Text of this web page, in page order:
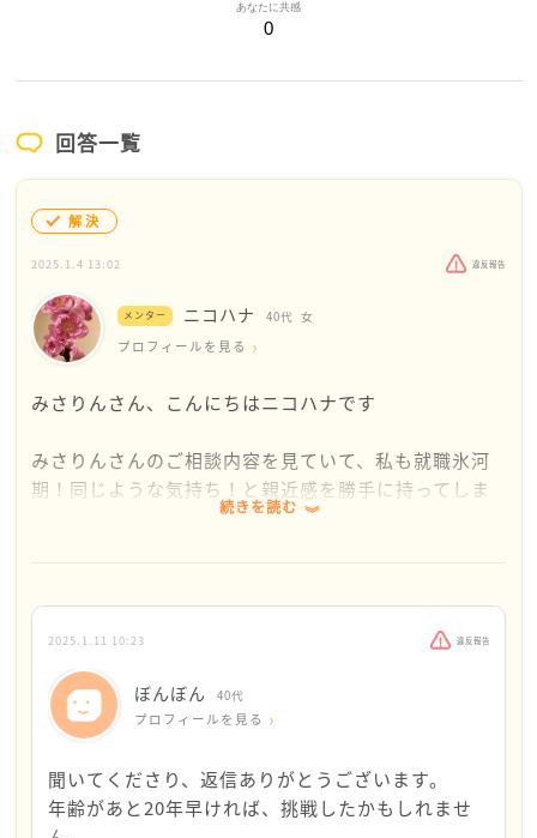
あなたに共感
0
回答一覧
解決
2025.1.4 13:02 違反報告
メンター ニコハナ 40代 女
プロフィールを見る
みさりんさん、こんにちはニコハナです
みさりんさんのご相談内容を見ていて、私も就職氷河
期！同じような気持ち！と親近感を勝手に持ってしま
らゆるハラスメントにも耐えてきて、マニュアルなん
て甘いこと何言ってるんだ、見て覚えろ！っていう時
そして、同じことを下の人たちにしようものなら、ハ
みさりんさん、体調を崩しつつも今までよく頑張って
続きを読む
2025.1.11 10:23 違反報告
ぼんぼん 40代
プロフィールを見る
聞いてくださり、返信ありがとうございます。
年齢があと20年早ければ、挑戦したかもしれませ